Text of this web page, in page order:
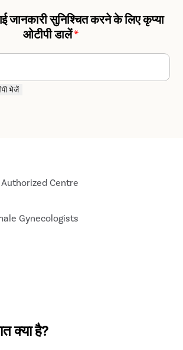
जानकारी सुनिश्चित करने के लिए कृप्या
ओटीपी डालें*
भेजें
Centre
Gynecologists
क्या है?